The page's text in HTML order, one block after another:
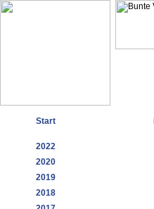
Start
2022
2020
2019
2018